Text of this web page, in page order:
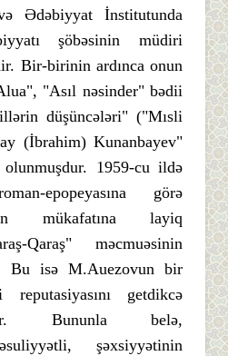
Ədəbiyyat İnstitutunda
şöbəsinin müdiri
Bir-birinin ardınca onun
"Asıl nəsinder" bədii
düşüncələri" ("Mısli
(İbrahim) Kunanbayev"
olunmuşdur. 1959-cu ildə
epopeyasına görə
mükafatına layiq
Qaraş" məcmuəsinin
Bu isə M.Auezovun bir
getdikcə
Bununla belə,
şəxsiyyətinin